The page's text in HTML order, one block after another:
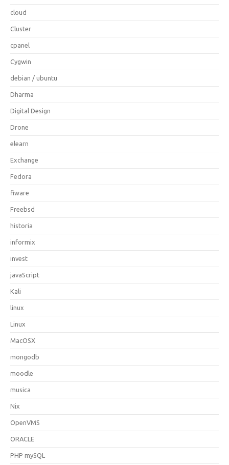
cloud
Cluster
cpanel
Cygwin
debian / ubuntu
Dharma
Digital Design
Drone
elearn
Exchange
Fedora
fiware
Freebsd
historia
informix
invest
javaScript
Kali
linux
Linux
MacOSX
mongodb
moodle
musica
Nix
OpenVMS
ORACLE
PHP mySQL